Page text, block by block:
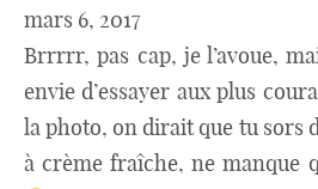
mars 6, 2017
Brrrrr, pas cap, je l’avoue,
envie d’essayer aux plus
la photo, on dirait que tu sors
à crème fraîche, ne manque